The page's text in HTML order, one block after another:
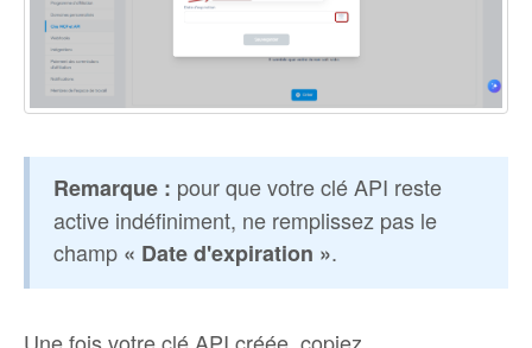
Remarque : pour que votre clé API reste
active indéfiniment, ne remplissez pas le
champ « Date d'expiration ».